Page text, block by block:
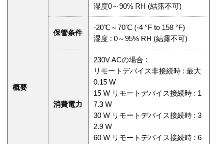
概要
湿度0～90% RH (結露不可)
保管条件
-20℃～70℃ (-4 °F to 158 °F)
湿度 : 0～95% RH (結露不可)
消費電力
230V ACの場合 :
リモートデバイス非接続時 : 最大
0.15 W
15 W リモートデバイス接続時 : 1
7.3 W
30 W リモートデバイス接続時 : 3
2.9 W
60 W リモートデバイス接続時 : 6